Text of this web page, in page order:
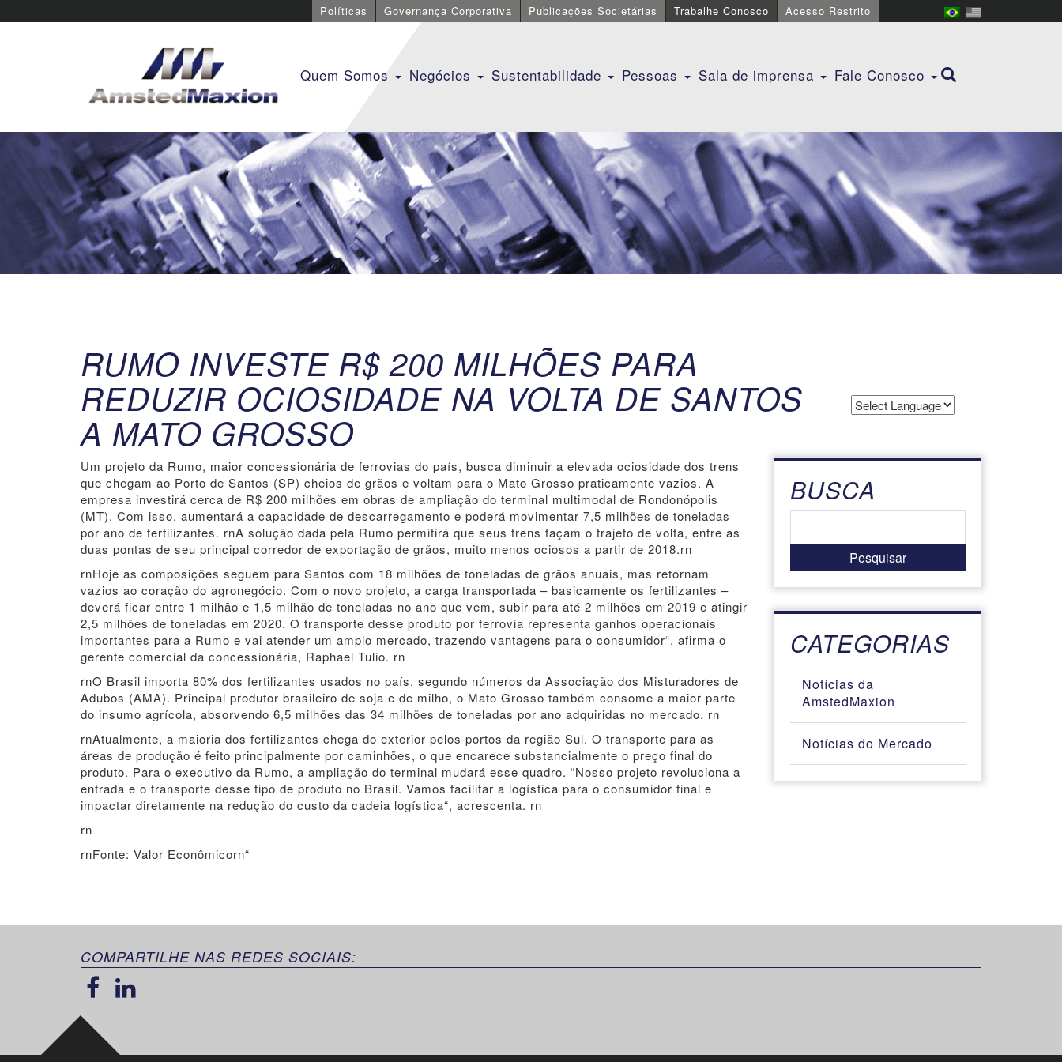
Políticas Governança Corporativa Publicações Societárias Trabalhe Conosco Acesso Restrito
Quem Somos Negócios Sustentabilidade Pessoas Sala de imprensa Fale Conosco
RUMO INVESTE R$ 200 MILHÕES PARA
REDUZIR OCIOSIDADE NA VOLTA DE SANTOS
A MATO GROSSO
Um projeto da Rumo, maior concessionária de ferrovias do país, busca diminuir a elevada ociosidade dos trens
que chegam ao Porto de Santos (SP) cheios de grãos e voltam para o Mato Grosso praticamente vazios. A
empresa investirá cerca de R$ 200 milhões em obras de ampliação do terminal multimodal de Rondonópolis
(MT). Com isso, aumentará a capacidade de descarregamento e poderá movimentar 7,5 milhões de toneladas
por ano de fertilizantes. rnA solução dada pela Rumo permitirá que seus trens façam o trajeto de volta, entre as
duas pontas de seu principal corredor de exportação de grãos, muito menos ociosos a partir de 2018.rn
rnHoje as composições seguem para Santos com 18 milhões de toneladas de grãos anuais, mas retornam
vazios ao coração do agronegócio. Com o novo projeto, a carga transportada – basicamente os fertilizantes –
deverá ficar entre 1 milhão e 1,5 milhão de toneladas no ano que vem, subir para até 2 milhões em 2019 e atingir
2,5 milhões de toneladas em 2020. O transporte desse produto por ferrovia representa ganhos operacionais
importantes para a Rumo e vai atender um amplo mercado, trazendo vantagens para o consumidor“, afirma o
gerente comercial da concessionária, Raphael Tulio. rn
rnO Brasil importa 80% dos fertilizantes usados no país, segundo números da Associação dos Misturadores de
Adubos (AMA). Principal produtor brasileiro de soja e de milho, o Mato Grosso também consome a maior parte
do insumo agrícola, absorvendo 6,5 milhões das 34 milhões de toneladas por ano adquiridas no mercado. rn
rnAtualmente, a maioria dos fertilizantes chega do exterior pelos portos da região Sul. O transporte para as
áreas de produção é feito principalmente por caminhões, o que encarece substancialmente o preço final do
produto. Para o executivo da Rumo, a ampliação do terminal mudará esse quadro. “Nosso projeto revoluciona a
entrada e o transporte desse tipo de produto no Brasil. Vamos facilitar a logística para o consumidor final e
impactar diretamente na redução do custo da cadeia logística“, acrescenta. rn
rn
rnFonte: Valor Econômicorn“
BUSCA
CATEGORIAS
Notícias da
AmstedMaxion
Notícias do Mercado
COMPARTILHE NAS REDES SOCIAIS: